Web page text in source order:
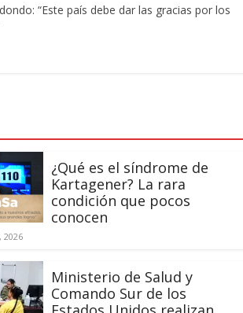
“Este país debe dar las gracias por los
¿Qué es el síndrome de
Kartagener? La rara
condición que pocos
conocen
2026
Ministerio de Salud y
Comando Sur de los